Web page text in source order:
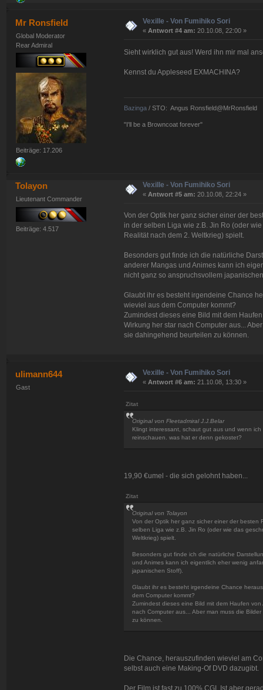
Mr Ronsfield
Global Moderator
Rear Admiral
Beiträge: 17.206
Vexille - Von Fumihiko Sori
« Antwort #4 am: 20.10.08, 22:00 »
Sieht wirklich gut aus! Werd ihn mir mal
Kennst du Appleseed EXMACHINA?
Bazinga/ STO: Angus Ronsfield@MrRonsfield
"I'll be a Browncoat forever"
Tolayon
Lieutenant Commander
Beiträge: 4.517
Vexille - Von Fumihiko Sori
« Antwort #5 am: 20.10.08, 22:24 »
Von der Optik her ganz sicher einer der
in der selben Liga wie z.B. Jin Ro (oder
Realität nach dem 2. Weltkrieg) spielt.
Besonders gut finde ich die natürliche
anderer Mangas und Animes kann ich
nicht ganz so anspruchsvollem
Glaubt ihr es besteht irgendeine Chance
wieviel aus dem Computer kommt?
Zumindest dieses eine Bild mit dem
Wirkung her star nach Computer aus...
sie dahingehend beurteilen zu können.
ulimann644
Gast
Vexille - Von Fumihiko Sori
« Antwort #6 am: 21.10.08, 13:30 »
Zitat
Original von Fleetadmiral J.J.Belar
Klingt interessant, schaut gut aus und wenn
reinschauen. was hat er denn gekostet?
19,90 €umel - die sich gelohnt haben...
Zitat
Original von Tolayon
Von der Optik her ganz sicher einer der besten
selben Liga wie z.B. Jin Ro (oder wie das
Weltkrieg) spielt.
Besonders gut finde ich die natürliche
und Animes kann ich eigentlich eher wenig
japanischen Stoff).
Glaubt ihr es besteht irgendeine Chance
dem Computer kommt?
Zumindest dieses eine Bild mit dem Haufen
nach Computer aus... Aber man muss die
zu können.
Die Chance, herauszufinden wieviel am
selbst auch eine Making-Of DVD dazugibt.
Der Film ist fast zu 100% CGI. Ist aber